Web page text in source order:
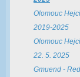
Olomouc
2019-2025
Olomouc
22. 5. 2025
Gmuend -